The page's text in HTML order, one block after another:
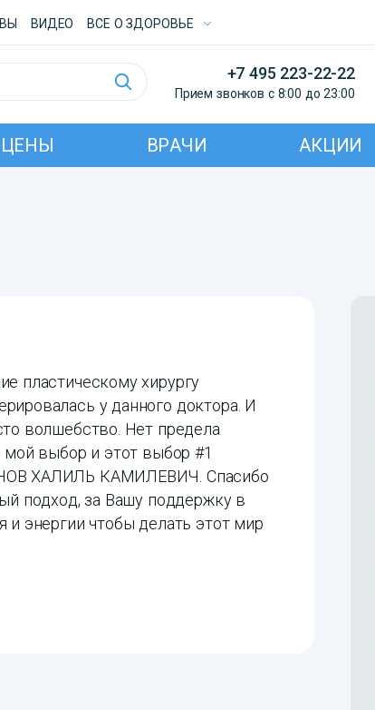
ВИДЕО ВСE О ЗДОРОВЬЕ
+7 495 223-22-22
Прием звонков с 8:00 до 23:00
ВРАЧИ АКЦИИ
пластическому хирургу
у данного доктора. И
волшебство. Нет предела
выбор и этот выбор #1
ХАЛИЛЬ КАМИЛЕВИЧ. Спасибо
подход, за Вашу поддержку в
энергии чтобы делать этот мир